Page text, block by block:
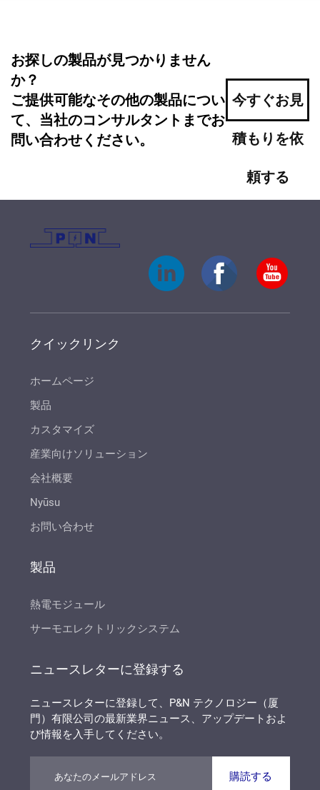
お探しの製品が見つかりません
か？
ご提供可能なその他の製品につい
て、当社のコンサルタントまでお
問い合わせください。
今すぐお見
積もりを依
頼する
クイックリンク
ホームページ
製品
カスタマイズ
産業向けソリューション
会社概要
Nyūsu
お問い合わせ
製品
熱電モジュール
サーモエレクトリックシステム
ニュースレターに登録する
ニュースレターに登録して、P&N テクノロジー（厦
門）有限公司の最新業界ニュース、アップデートおよ
び情報を入手してください。
購読する